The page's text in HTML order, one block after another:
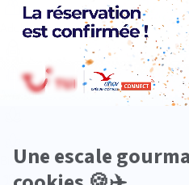
Adult only
Aventure
Bien-être